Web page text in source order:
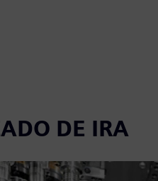
DE IRA